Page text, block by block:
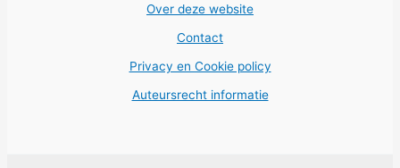
Over deze website
Contact
Privacy en Cookie policy
Auteursrecht informatie